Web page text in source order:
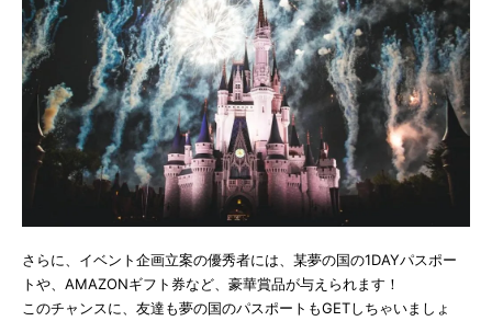
さらに、イベント企画立案の優秀者には、某夢の国の1DAYパスポー
トや、AMAZONギフト券など、豪華賞品が与えられます！
このチャンスに、友達も夢の国のパスポートもGETしちゃいましょ